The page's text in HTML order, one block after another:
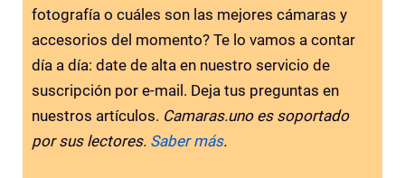
fotografía o cuáles son las mejores cámaras y
accesorios del momento? Te lo vamos a contar
día a día: date de alta en nuestro servicio de
suscripción por e-mail. Deja tus preguntas en
nuestros artículos. Camaras.uno es soportado
por sus lectores. Saber más.